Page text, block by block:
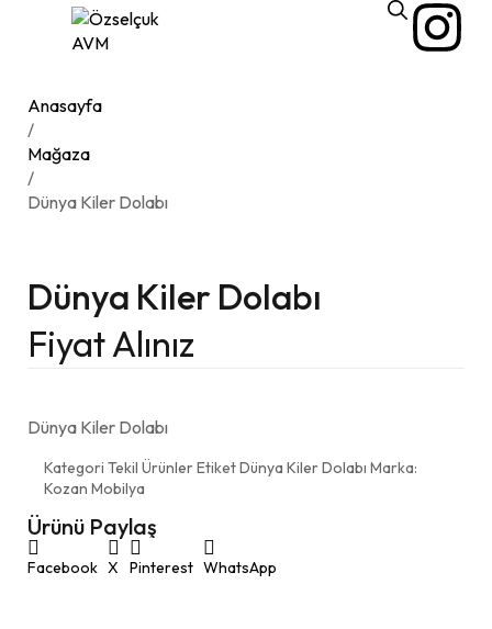
Anasayfa
/
Mağaza
/
Dünya Kiler Dolabı
Dünya Kiler Dolabı
Fiyat Alınız
Dünya Kiler Dolabı
Kategori Tekil ÜrünlerEtiketDünya Kiler Dolabı Marka:
Kozan Mobilya
Ürünü Paylaş
Facebook X Pinterest WhatsApp